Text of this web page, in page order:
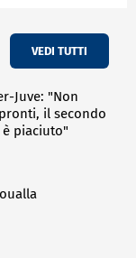
VEDI TUTTI
Juve: "Non
il secondo
piaciuto"